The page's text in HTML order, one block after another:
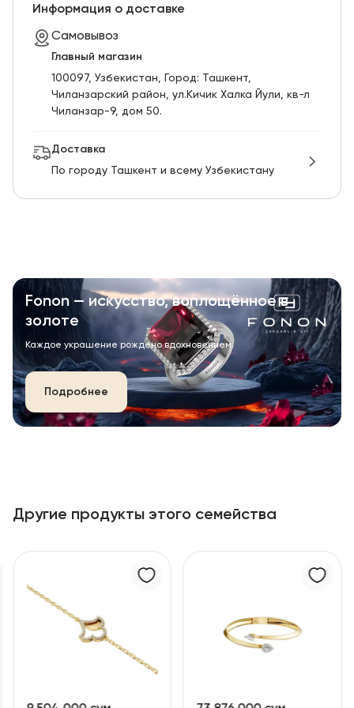
RU ENG
Информация о доставке
Самовывоз
Главный магазин
100097, Узбекистан, Город: Ташкент,
Чиланзарский pайон, ул.Кичик Халка Йули, кв-л
Чиланзар-9, дом 50.
Доставка
По городу Ташкент и всему Узбекистану
Fonon — искусство, воплощённое в
золоте
Каждое украшение рождено вдохновением.
Подробнее
Другие продукты этого семейства